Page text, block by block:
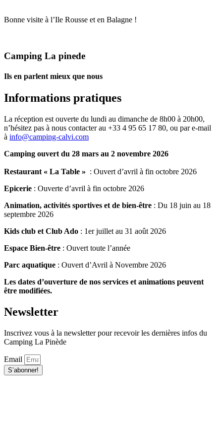
Bonne visite à l’Ile Rousse et en Balagne !
Camping La pinede
Ils en parlent mieux que nous
Informations pratiques
La réception est ouverte du lundi au dimanche de 8h00 à 20h00,
n’hésitez pas à nous contacter au +33 4 95 65 17 80, ou par e-mail
à info@camping-calvi.com
Camping ouvert du 28 mars au 2 novembre 2026
Restaurant « La Table » : Ouvert d’avril à fin octobre 2026
Epicerie : Ouverte d’avril à fin octobre 2026
Animation, activités sportives et de bien-être : Du 18 juin au 18
septembre 2026
Kids club et Club Ado : 1er juillet au 31 août 2026
Espace Bien-être : Ouvert toute l’année
Parc aquatique : Ouvert d’Avril à Novembre 2026
Les dates d’ouverture de nos services et animations peuvent
être modifiées.
Newsletter
Inscrivez vous à la newsletterpour recevoir les dernières infos du
Camping La Pinède
Email
S’abonner!